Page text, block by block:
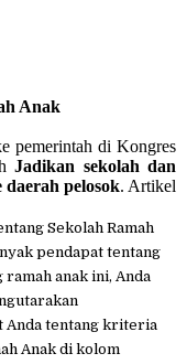
Anak
pemerintah di Kongres
Jadikan sekolah dan
pelosok. Artikel
Sekolah Ramah
pendapat tentang
ramah anak ini, Anda
Anda tentang kriteria
Anak di kolom